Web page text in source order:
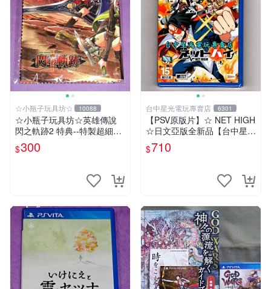
☆小瓶子玩具坊☆ 10088
☆小瓶子玩具坊☆英雄傳說
閃之軌跡2 特典--特製超細纖
維掛布 (無遊戲卡匣唷)
$300
台中星光電玩專賣店 6301
【PSV原版片】☆ NET HIGH
☆日文亞版全新品【台中星光
電玩】
$710